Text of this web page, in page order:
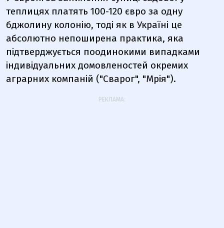
теплицях платять 100-120 євро за одну
бджолину колонію, тоді як в Україні це
абсолютно непоширена практика, яка
підтверджується поодинокими випадками
індивідуальних домовленостей окремих
аграрних компаній ("Сварог", "Мрія").
РЕКЛАМА: